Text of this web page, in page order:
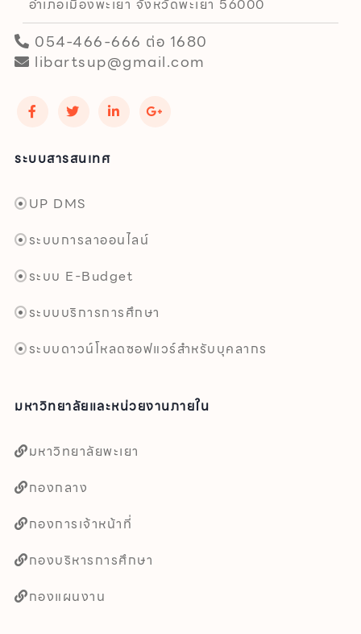
อำเภอเมืองพะเยา จังหวัดพะเยา 56000
054-466-666 ต่อ 1680
libartsup@gmail.com
ระบบสารสนเทศ
UP DMS
ระบบการลาออนไลน์
ระบบ E-Budget
ระบบบริการการศึกษา
ระบบดาวน์โหลดซอฟแวร์สำหรับบุคลากร
มหาวิทยาลัยและหน่วยงานภายใน
มหาวิทยาลัยพะเยา
กองกลาง
กองการเจ้าหน้าที่
กองบริหารการศึกษา
กองแผนงาน